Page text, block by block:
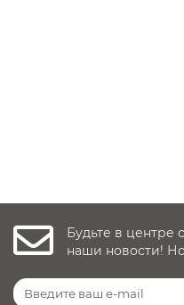
Будьте в центре
наши новости!